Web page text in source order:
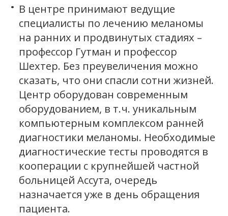
В центре принимают ведущие
специалисты по лечению меланомы
на ранних и продвинутых стадиях –
профессор Гутман и профессор
Шехтер. Без преувеличения можно
сказать, что они спасли сотни жизней.
Центр оборудован современным
оборудованием, в т.ч. уникальным
компьютерным комплексом ранней
диагностики меланомы. Необходимые
диагностические тесты проводятся в
кооперации с крупнейшей частной
больницей Ассута, очередь
назначается уже в день обращения
пациента.